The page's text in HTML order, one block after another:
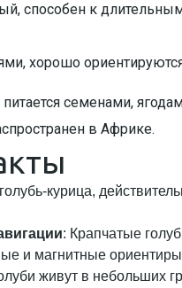
способен к
хорошо
семенами,
в Африке.
курица,
: Крапчатые
и магнитные
живут в небольших